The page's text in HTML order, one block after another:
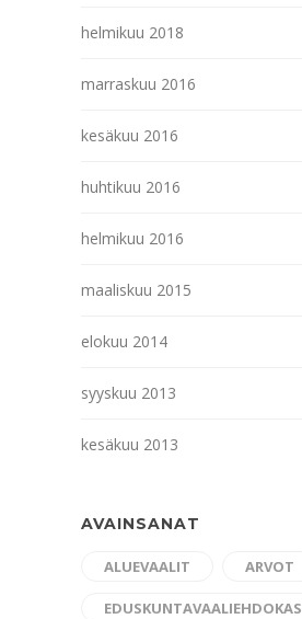
helmikuu 2018
marraskuu 2016
kesäkuu 2016
huhtikuu 2016
helmikuu 2016
maaliskuu 2015
elokuu 2014
syyskuu 2013
kesäkuu 2013
AVAINSANAT
ALUEVAALIT ARVOT
EDUSKUNTAVAALIEHDOKAS